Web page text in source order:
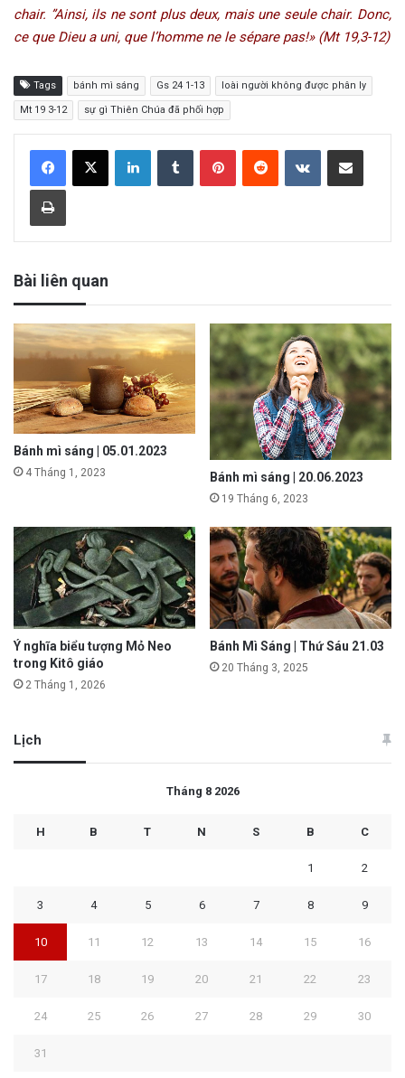
chair. ”Ainsi, ils ne sont plus deux, mais une seule chair. Donc,
ce que Dieu a uni, que l’homme ne le sépare pas!» (Mt 19,3-12)
Tags bánh mì sáng Gs 24 1-13 loài người không được phân ly
Mt 19 3-12 sự gì Thiên Chúa đã phối hợp
Bài liên quan
Bánh mì sáng | 05.01.2023
4 Tháng 1, 2023 Bánh mì sáng | 20.06.2023
19 Tháng 6, 2023
Ý nghĩa biểu tượng Mỏ Neo
trong Kitô giáo
2 Tháng 1, 2026
Bánh Mì Sáng | Thứ Sáu 21.03
20 Tháng 3, 2025
Lịch
Tháng 8 2026
H B T N S B C
1 2
3 4 5 6 7 8 9
10 11 12 13 14 15 16
17 18 19 20 21 22 23
24 25 26 27 28 29 30
31